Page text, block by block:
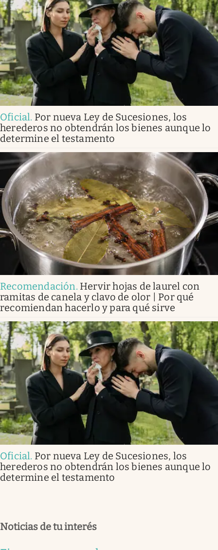
Oficial. Por nueva Ley de Sucesiones, los
herederos no obtendrán los bienes aunque lo
determine el testamento
Recomendación. Hervir hojas de laurel con
ramitas de canela y clavo de olor | Por qué
recomiendan hacerlo y para qué sirve
Oficial. Por nueva Ley de Sucesiones, los
herederos no obtendrán los bienes aunque lo
determine el testamento
Noticias de tu interés